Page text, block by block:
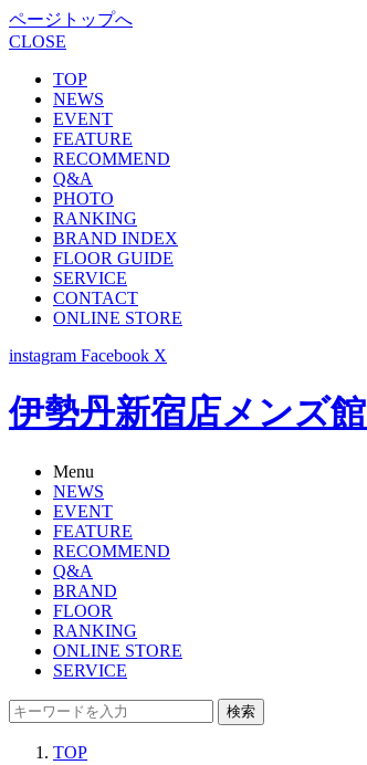
ページトップへ
CLOSE
TOP
NEWS
EVENT
FEATURE
RECOMMEND
Q&A
PHOTO
RANKING
BRAND INDEX
FLOOR GUIDE
SERVICE
CONTACT
ONLINE STORE
instagram Facebook X
伊勢丹新宿店メンズ
Menu
NEWS
EVENT
FEATURE
RECOMMEND
Q&A
BRAND
FLOOR
RANKING
ONLINE STORE
SERVICE
検索
TOP